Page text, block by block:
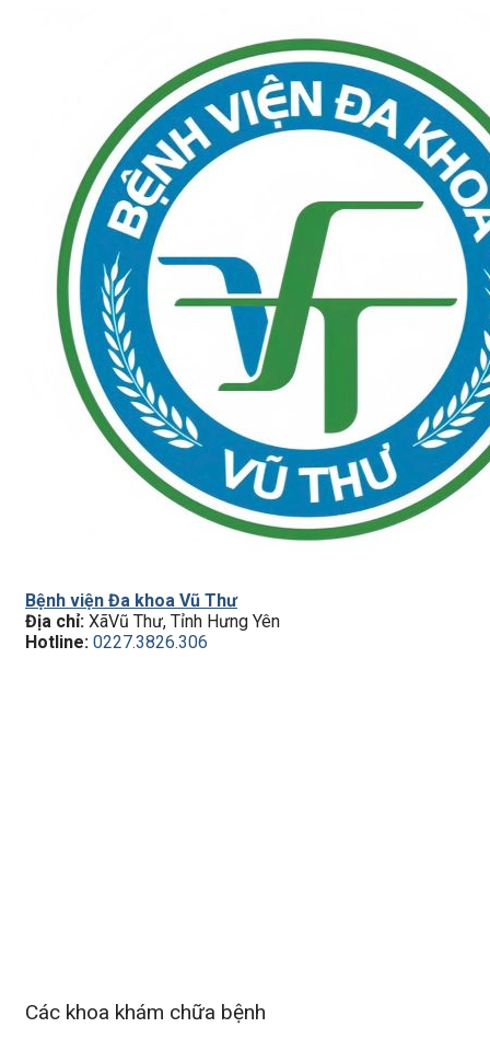
Bệnh viện Đa khoa Vũ Thư
Địa chỉ: XãVũ Thư, Tỉnh Hưng Yên
Hotline: 0227.3826.306
Các khoa khám chữa bệnh